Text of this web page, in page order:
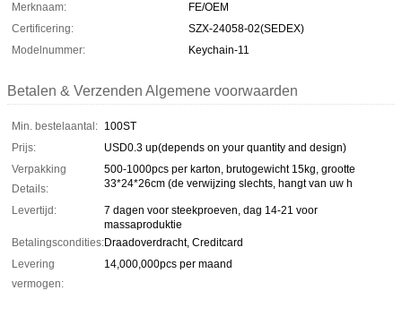
Merknaam:
FE/OEM
Certificering:
SZX-24058-02(SEDEX)
Modelnummer:
Keychain-11
Betalen & Verzenden Algemene voorwaarden
Min. bestelaantal: 100ST
Prijs:
USD0.3 up(depends on your quantity and design)
Verpakking
Details:
500-1000pcs per karton, brutogewicht 15kg, grootte
33*24*26cm (de verwijzing slechts, hangt van uw h
Levertijd:
7 dagen voor steekproeven, dag 14-21 voor
massaproduktie
Betalingscondities:Draadoverdracht, Creditcard
Levering
vermogen:
14,000,000pcs per maand